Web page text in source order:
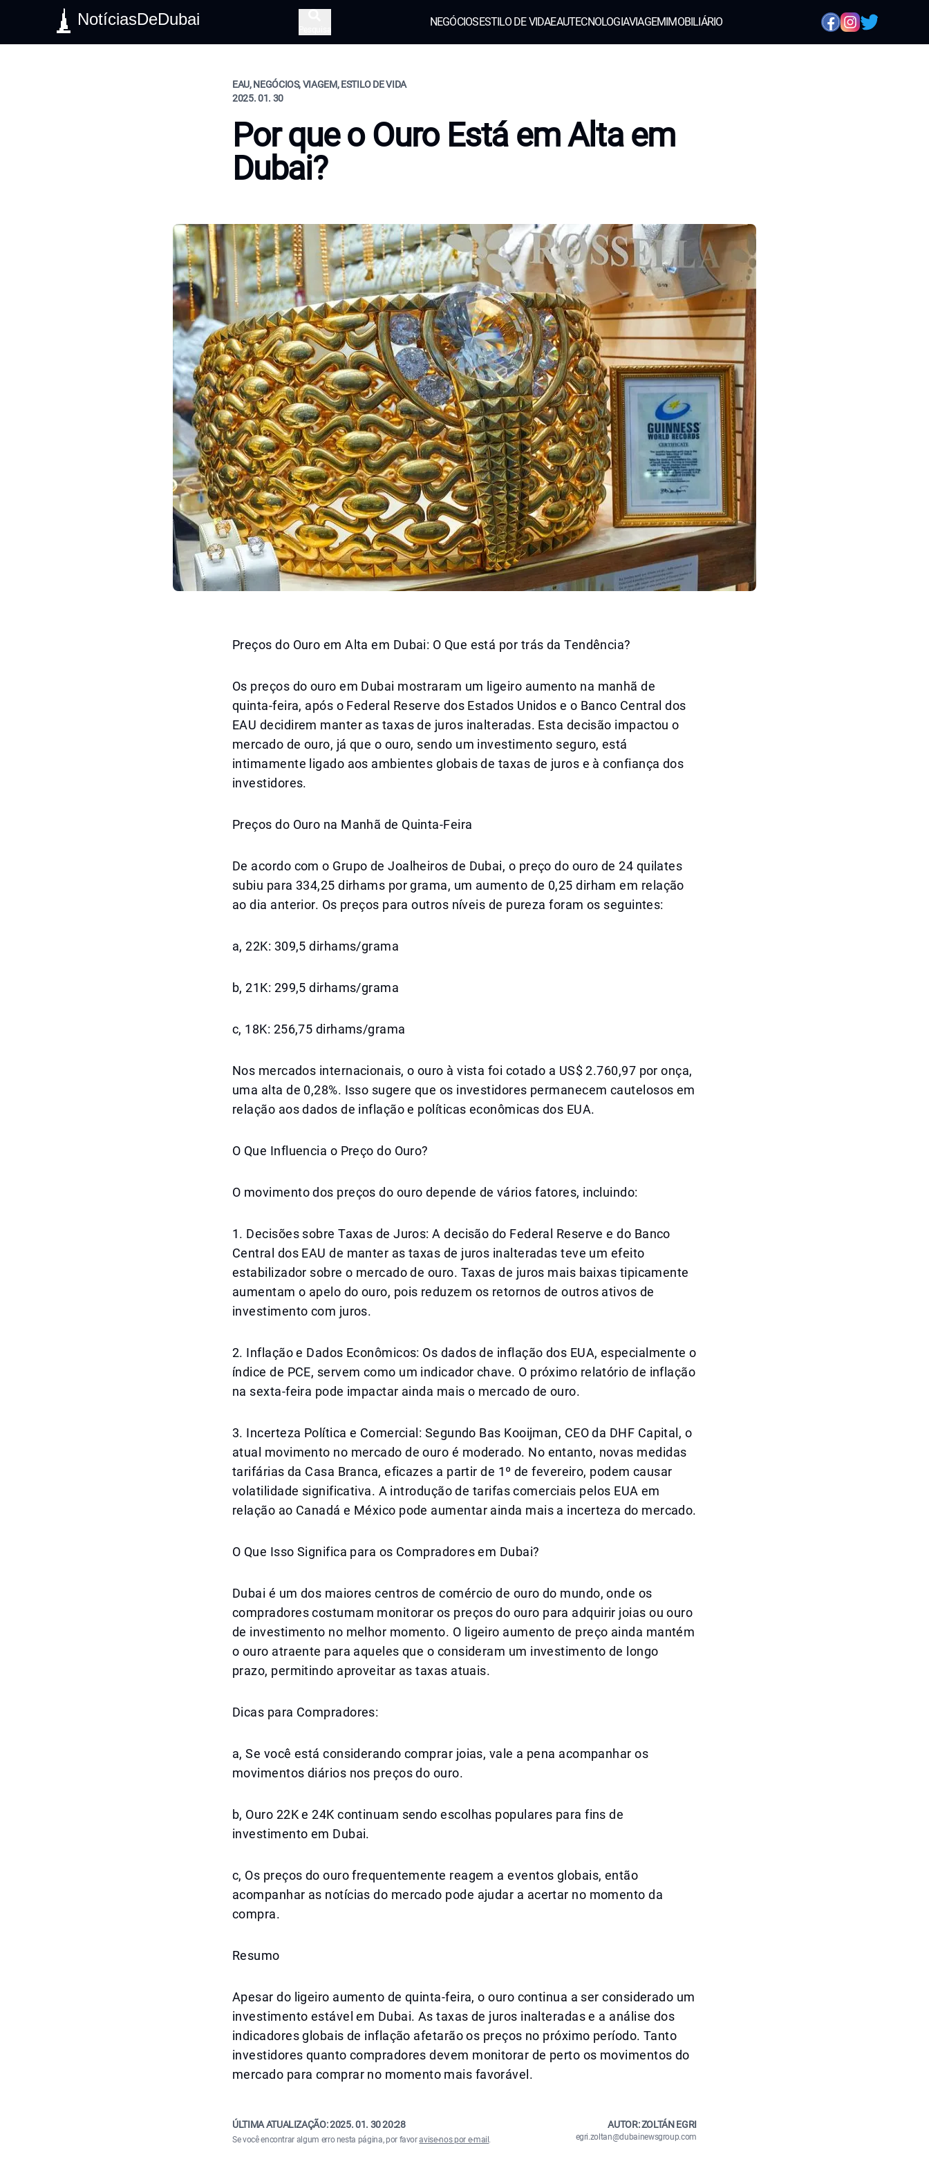
NotíciasDeDubai NEGÓCIOSESTILO DE VIDAEAUTECNOLOGIAVIAGEMIMOBILIÁRIO
EAU, NEGÓCIOS, VIAGEM, ESTILO DE VIDA
2025. 01. 30
Por que o Ouro Está em Alta em
Dubai?
Preços do Ouro em Alta em Dubai: O Que está por trás da Tendência?
Os preços do ouro em Dubai mostraram um ligeiro aumento na manhã de
quinta-feira, após o Federal Reserve dos Estados Unidos e o Banco Central dos
EAU decidirem manter as taxas de juros inalteradas. Esta decisão impactou o
mercado de ouro, já que o ouro, sendo um investimento seguro, está
intimamente ligado aos ambientes globais de taxas de juros e à confiança dos
investidores.
Preços do Ouro na Manhã de Quinta-Feira
De acordo com o Grupo de Joalheiros de Dubai, o preço do ouro de 24 quilates
subiu para 334,25 dirhams por grama, um aumento de 0,25 dirham em relação
ao dia anterior. Os preços para outros níveis de pureza foram os seguintes:
a, 22K: 309,5 dirhams/grama
b, 21K: 299,5 dirhams/grama
c, 18K: 256,75 dirhams/grama
Nos mercados internacionais, o ouro à vista foi cotado a US$ 2.760,97 por onça,
uma alta de 0,28%. Isso sugere que os investidores permanecem cautelosos em
relação aos dados de inflação e políticas econômicas dos EUA.
O Que Influencia o Preço do Ouro?
O movimento dos preços do ouro depende de vários fatores, incluindo:
1. Decisões sobre Taxas de Juros: A decisão do Federal Reserve e do Banco
Central dos EAU de manter as taxas de juros inalteradas teve um efeito
estabilizador sobre o mercado de ouro. Taxas de juros mais baixas tipicamente
aumentam o apelo do ouro, pois reduzem os retornos de outros ativos de
investimento com juros.
2. Inflação e Dados Econômicos: Os dados de inflação dos EUA, especialmente o
índice de PCE, servem como um indicador chave. O próximo relatório de inflação
na sexta-feira pode impactar ainda mais o mercado de ouro.
3. Incerteza Política e Comercial: Segundo Bas Kooijman, CEO da DHF Capital, o
atual movimento no mercado de ouro é moderado. No entanto, novas medidas
tarifárias da Casa Branca, eficazes a partir de 1º de fevereiro, podem causar
volatilidade significativa. A introdução de tarifas comerciais pelos EUA em
relação ao Canadá e México pode aumentar ainda mais a incerteza do mercado.
O Que Isso Significa para os Compradores em Dubai?
Dubai é um dos maiores centros de comércio de ouro do mundo, onde os
compradores costumam monitorar os preços do ouro para adquirir joias ou ouro
de investimento no melhor momento. O ligeiro aumento de preço ainda mantém
o ouro atraente para aqueles que o consideram um investimento de longo
prazo, permitindo aproveitar as taxas atuais.
Dicas para Compradores:
a, Se você está considerando comprar joias, vale a pena acompanhar os
movimentos diários nos preços do ouro.
b, Ouro 22K e 24K continuam sendo escolhas populares para fins de
investimento em Dubai.
c, Os preços do ouro frequentemente reagem a eventos globais, então
acompanhar as notícias do mercado pode ajudar a acertar no momento da
compra.
Resumo
Apesar do ligeiro aumento de quinta-feira, o ouro continua a ser considerado um
investimento estável em Dubai. As taxas de juros inalteradas e a análise dos
indicadores globais de inflação afetarão os preços no próximo período. Tanto
investidores quanto compradores devem monitorar de perto os movimentos do
mercado para comprar no momento mais favorável.
ÚLTIMA ATUALIZAÇÃO:2025. 01. 30 20:28
Se você encontrar algum erro nesta página, por favoravise-nos por e-mail .
AUTOR: ZOLTÁN EGRI
egri.zoltan@dubainewsgroup.com